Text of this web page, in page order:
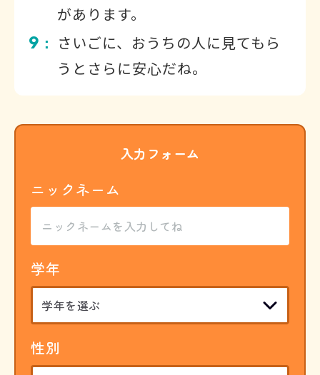
があります。
9 ：
さいごに、おうちの人に見てもら
うとさらに安心だね。
入力フォーム
ニックネーム
学年
性別